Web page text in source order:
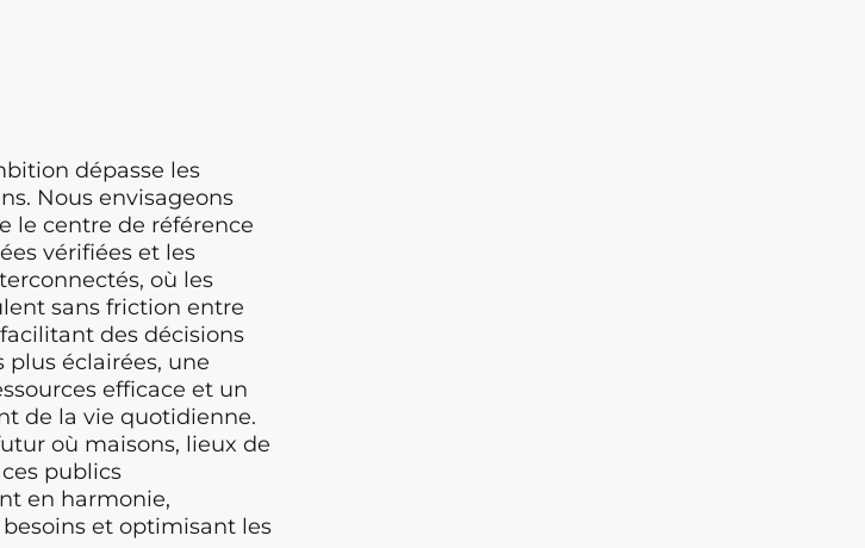
dépasse les
Nous envisageons
le centre de référence
vérifiées et les
où les
sans friction entre
des décisions
éclairées, une
efficace et un
de la vie quotidienne.
où maisons, lieux de
publics
en harmonie,
et optimisant les